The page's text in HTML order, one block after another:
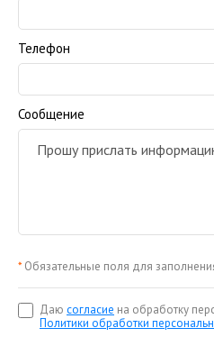
Телефон
Сообщение
* Обязательные поля для
Даю согласие на обработку
Политики обработки